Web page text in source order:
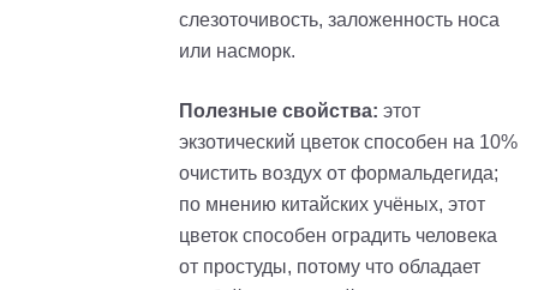
слезоточивость, заложенность носа
или насморк.
Полезные свойства: этот
экзотический цветок способен на 10%
очистить воздух от формальдегида;
по мнению китайских учёных, этот
цветок способен оградить человека
от простуды, потому что обладает